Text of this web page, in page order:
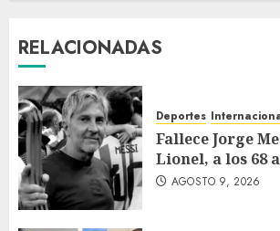
RELACIONADAS
Deportes
Fallece Jorge
Lionel, a los 68
AGOSTO 9, 2026